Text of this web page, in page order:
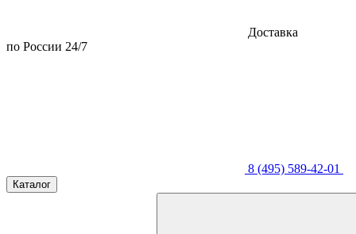
Доставка
по России 24/7
8 (495) 589-42-01
Каталог